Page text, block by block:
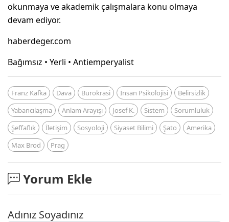
okunmaya ve akademik çalışmalara konu olmaya
devam ediyor.
haberdeger.com
Bağımsız • Yerli • Antiemperyalist
Franz Kafka Dava Bürokrasi İnsan Psikolojisi
Belirsizlik
Yabancılaşma
Anlam Arayışı Josef K. Sistem
Sorumluluk
Şeffaflık
İletişim Sosyoloji Siyaset Bilimi Şato
Amerika
Max Brod
Prag
Yorum Ekle
Adınız Soyadınız